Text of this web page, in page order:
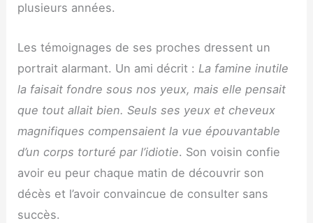
plusieurs années.
Les témoignages de ses proches dressent un
portrait alarmant. Un ami décrit : La famine inutile
la faisait fondre sous nos yeux, mais elle pensait
que tout allait bien. Seuls ses yeux et cheveux
magnifiques compensaient la vue épouvantable
d’un corps torturé par l’idiotie. Son voisin confie
avoir eu peur chaque matin de découvrir son
décès et l’avoir convaincue de consulter sans
succès.